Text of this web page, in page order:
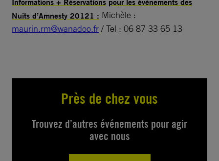
Nuits d’Amnesty 20121 : Michèle :
maurin.rm@wanadoo.fr / Tel : 06 87 33 65 13
Près de chez vous
Trouvez d’autres événements pour agir
avec nous